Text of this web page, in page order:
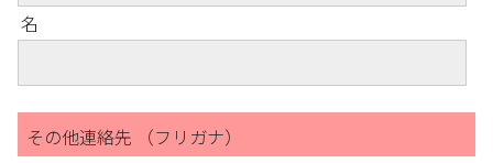
名
その他連絡先 （フリガナ）